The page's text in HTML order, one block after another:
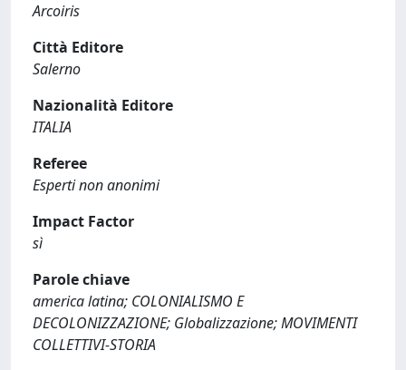
Arcoiris
Città Editore
Salerno
Nazionalità Editore
ITALIA
Referee
Esperti non anonimi
Impact Factor
sì
Parole chiave
america latina; COLONIALISMO E
DECOLONIZZAZIONE; Globalizzazione; MOVIMENTI
COLLETTIVI-STORIA